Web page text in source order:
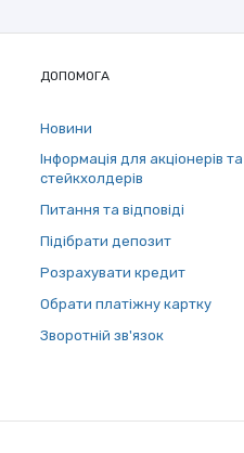
ДОПОМОГА
Новини
Інформація для акціонерів та
стейкхолдерів
Питання та відповіді
Підібрати депозит
Розрахувати кредит
Обрати платіжну картку
Зворотній зв'язок